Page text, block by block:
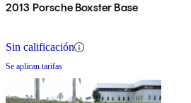
2013 Porsche Boxster Base
Sin calificación
Se aplican tarifas